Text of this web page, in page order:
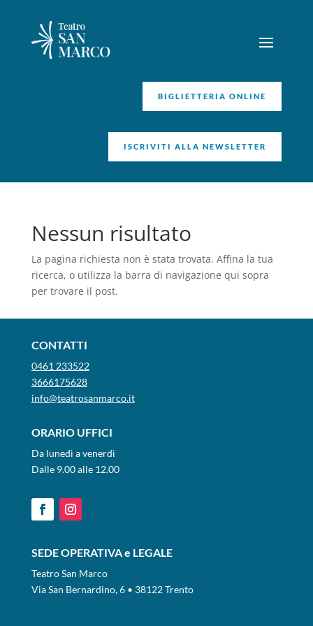
BIGLIETTERIA ONLINE
ISCRIVITI ALLA NEWSLETTER
Nessun risultato
La pagina richiesta non è stata trovata. Affina la tua
ricerca, o utilizza la barra di navigazione qui sopra
per trovare il post.
CONTATTI
0461 233522
3666175628
info@teatrosanmarco.it
ORARIO UFFICI
Da lunedì a venerdì
Dalle 9.00 alle 12.00
SEDE OPERATIVA e LEGALE
Teatro San Marco
Via San Bernardino, 6 • 38122 Trento